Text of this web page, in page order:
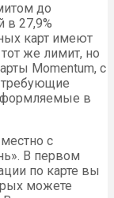
до
в 27,9%
карт имеют
же лимит, но
Momentum, с
требующие
в
с
В первом
по карте вы
можете